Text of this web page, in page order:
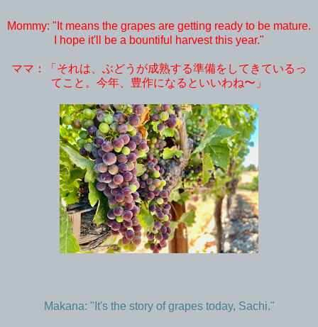
Mommy: "It means the grapes are getting ready to be mature.
I hope it'll be a bountiful harvest this year."
ママ：「それは、ぶどうが成熟する準備をしてきているっ
てこと。今年、豊作になるといいわね〜」
Makana: "It's the story of grapes today, Sachi."